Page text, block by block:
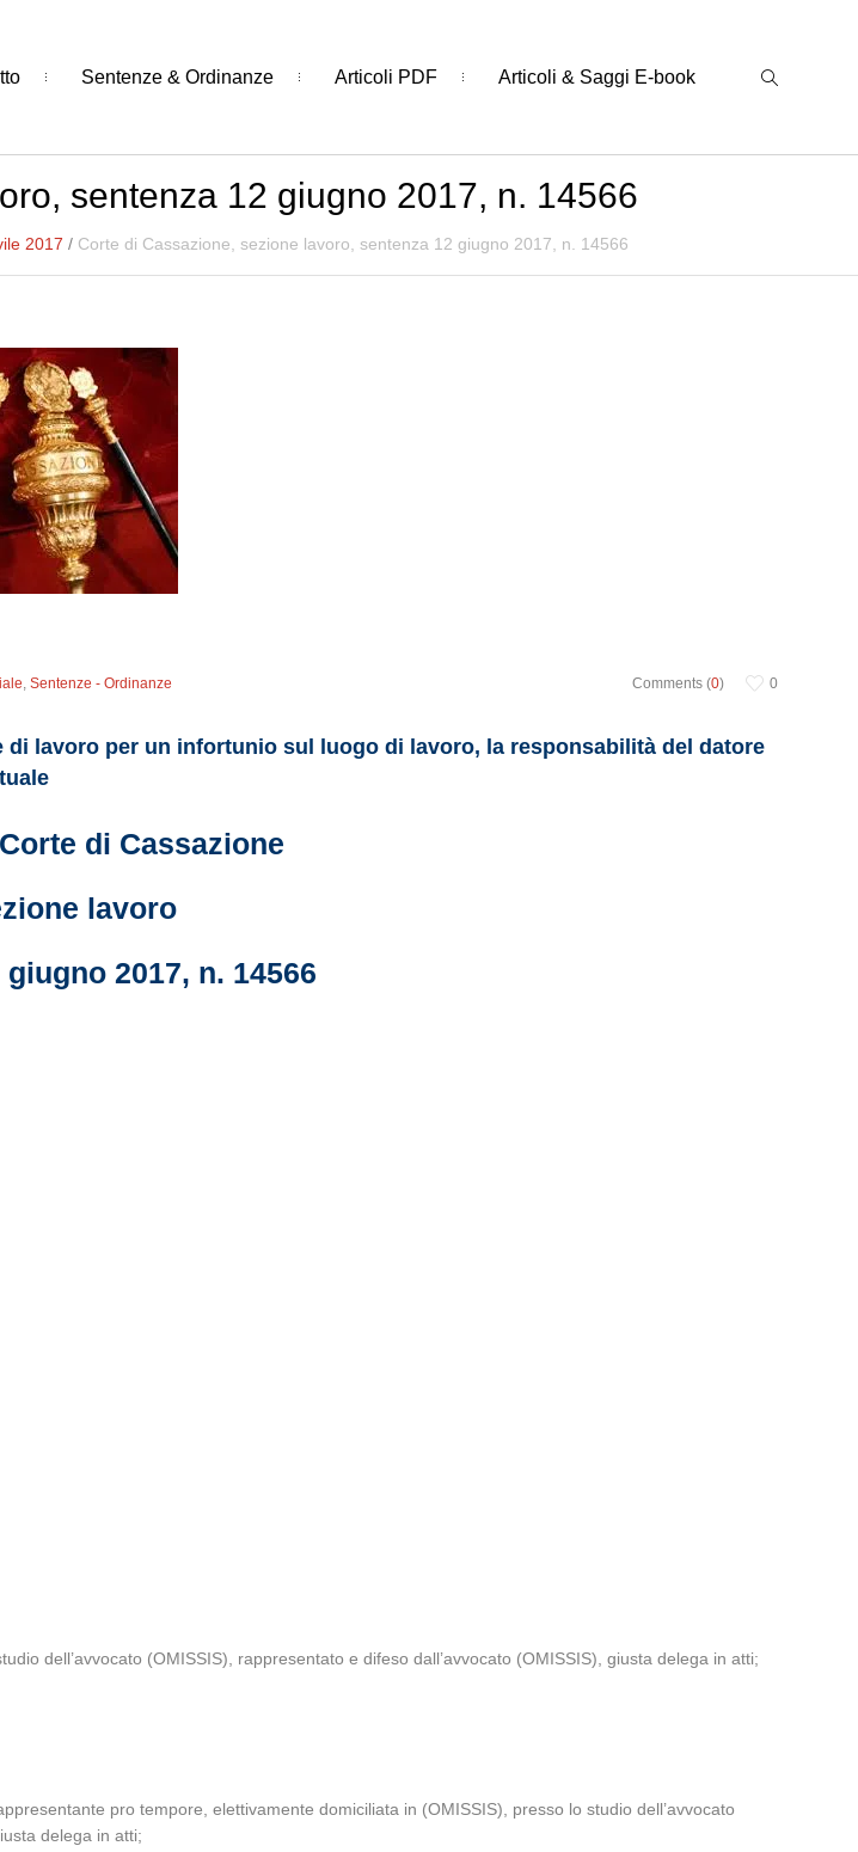
Sentenze & Ordinanze Articoli PDF Articoli & Saggi E-book
sentenza 12 giugno 2017, n. 14566
2017 / Corte di Cassazione, sezione lavoro, sentenza 12 giugno 2017, n. 14566
Comments (0) 0
,Sentenze - Ordinanze
lavoro per un infortunio sul luogo di lavoro, la responsabilità del datore
di Cassazione
lavoro
2017, n. 14566
dell’avvocato (OMISSIS), rappresentato e difeso dall’avvocato (OMISSIS), giusta delega in atti;
pro tempore, elettivamente domiciliata in (OMISSIS), presso lo studio dell’avvocato
delega in atti;